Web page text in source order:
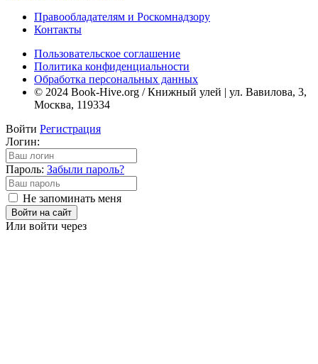
Правообладателям и Роскомнадзору
Контакты
Пользовательское соглашение
Политика конфиденциальности
Обработка персональных данных
© 2024 Book-Hive.org / Книжный улей | ул. Вавилова, 3,
Москва, 119334
Войти Регистрация
Логин:
Пароль: Забыли пароль?
Не запоминать меня
Войти на сайт
Или войти через